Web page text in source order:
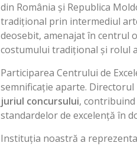
din România și Republica
tradițional prin intermediul
deosebit, amenajat în centrul
costumului tradițional și rolul
Participarea Centrului de
semnificație aparte.
juriul concursului,
standardelor de excelență în
Instituția noastră a